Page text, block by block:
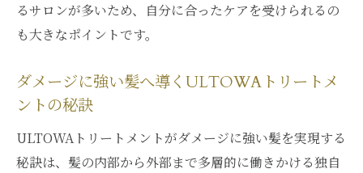
るサロンが多いため、自分に合ったケアを受けられるの
も大きなポイントです。
ダメージに強い髪へ導くULTOWAトリートメ
ントの秘訣
ULTOWAトリートメントがダメージに強い髪を実現する
秘訣は、髪の内部から外部まで多層的に働きかける独自